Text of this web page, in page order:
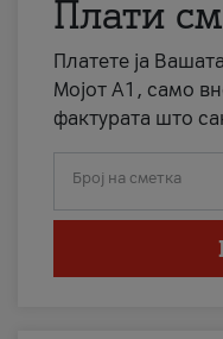
Плати
Платете ја
Мојот А1, само
фактурата што
Број на сметка